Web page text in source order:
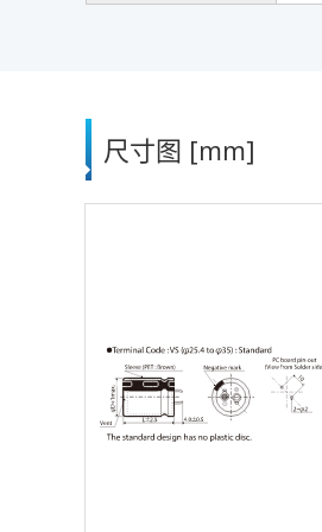
尺寸图 [mm]